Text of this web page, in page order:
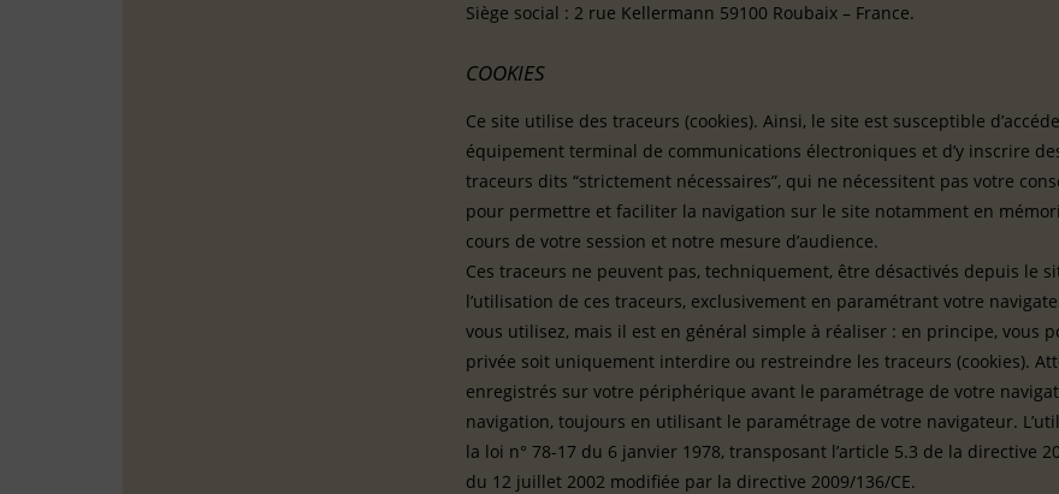
Siège social : 2 rue Kellermann 59100 Roubaix – France.
COOKIES
Ce site utilise des traceurs (cookies). Ainsi, le site est susceptible
équipement terminal de communications électroniques et d’y inscrire
traceurs dits “strictement nécessaires”, qui ne nécessitent pas votre
pour permettre et faciliter la navigation sur le site notamment en
cours de votre session et notre mesure d’audience.
Ces traceurs ne peuvent pas, techniquement, être désactivés depuis le
l’utilisation de ces traceurs, exclusivement en paramétrant votre
vous utilisez, mais il est en général simple à réaliser : en principe, vous
privée soit uniquement interdire ou restreindre les traceurs (cookies).
enregistrés sur votre périphérique avant le paramétrage de votre
navigation, toujours en utilisant le paramétrage de votre navigateur.
la loi n° 78-17 du 6 janvier 1978, transposant l’article 5.3 de la directive
du 12 juillet 2002 modifiée par la directive 2009/136/CE.